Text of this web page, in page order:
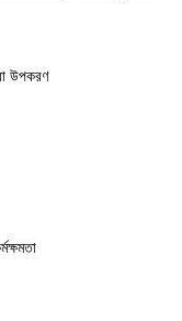
উপকরণ